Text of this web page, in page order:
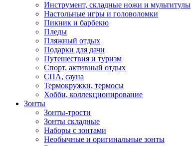
Инструмент, складные ножи и мультитулы
Настольные игры и головоломки
Пикник и барбекю
Пледы
Пляжный отдых
Подарки для дачи
Путешествия и туризм
Спорт, активный отдых
СПА, сауна
Термокружки, термосы
Хобби, коллекционирование
Зонты
Зонты-трости
Зонты складные
Наборы с зонтами
Необычные и оригинальные зонты